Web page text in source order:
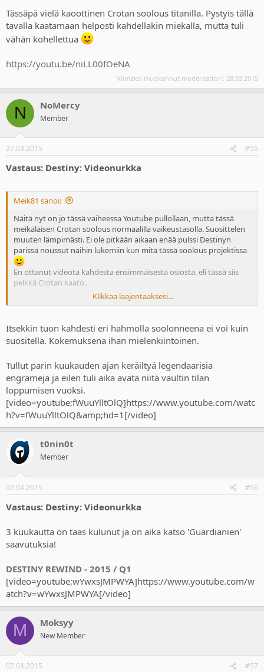
Tässäpä vielä kaoottinen Crotan soolous titanilla. Pystyis tällä
tavalla kaatamaan helposti kahdellakin miekalla, mutta tuli
vähän kohellettua
https://youtu.be/niLL00fOeNA
Viimeksi muokannut moderaattori: 28.03.2015
N NoMercy
Member
27.03.2015 #55
Vastaus: Destiny: Videonurkka
Meik81 sanoi:
Näitä nyt on jo tässä vaiheessa Youtube pullollaan, mutta tässä
meikäläisen Crotan soolous normaalilla vaikeustasolla. Suosittelen
muuten lämpimästi. Ei ole pitkään aikaan enää pulssi Destinyn
parissa noussut näihin lukemiin kun mitä tässä soolous projektissa
En ottanut videota kahdesta ensimmäisestä osiosta, eli tässä siis
pelkkä Crotan kaato.
https://www.youtube.com/watch?v=B4OO2WVwzsk
Klikkaa laajentaaksesi...
Itsekkin tuon kahdesti eri hahmolla soolonneena ei voi kuin
suositella. Kokemuksena ihan mielenkiintoinen.
Tullut parin kuukauden ajan keräiltyä legendaarisia
engrameja ja eilen tuli aika avata niitä vaultin tilan
loppumisen vuoksi.
[video=youtube;fWuuYlltOlQ]https://www.youtube.com/watc
h?v=fWuuYlltOlQ&amp;hd=1[/video]
t0nin0t
Member
02.04.2015 #56
Vastaus: Destiny: Videonurkka
3 kuukautta on taas kulunut ja on aika katso 'Guardianien'
saavutuksia!
DESTINY REWIND - 2015 / Q1
[video=youtube;wYwxsJMPWYA]https://www.youtube.com/w
atch?v=wYwxsJMPWYA[/video]
M Moksyy
New Member
07.04.2015 #57